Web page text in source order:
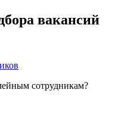
вакансий
сотрудникам?